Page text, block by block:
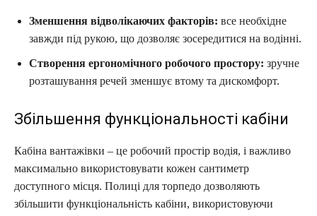
Зменшення відволікаючих факторів: все необхідне
завжди під рукою, що дозволяє зосередитися на водінні.
Створення ергономічного робочого простору: зручне
розташування речей зменшує втому та дискомфорт.
Збільшення функціональності кабіни
Кабіна вантажівки – це робочий простір водія, і важливо
максимально використовувати кожен сантиметр
доступного місця. Полиці для торпедо дозволяють
збільшити функціональність кабіни, використовуючи